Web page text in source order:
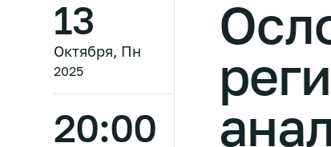
13
Октября, Пн
2025
20:00